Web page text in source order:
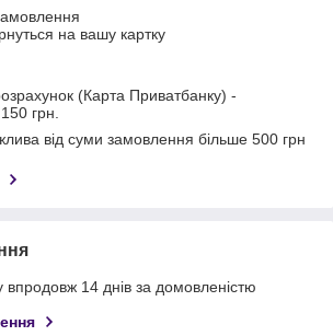
на вашу картку
(Карта Приватбанку) -
грн.
від суми замовлення більше 500 грн
14 днів за домовленістю